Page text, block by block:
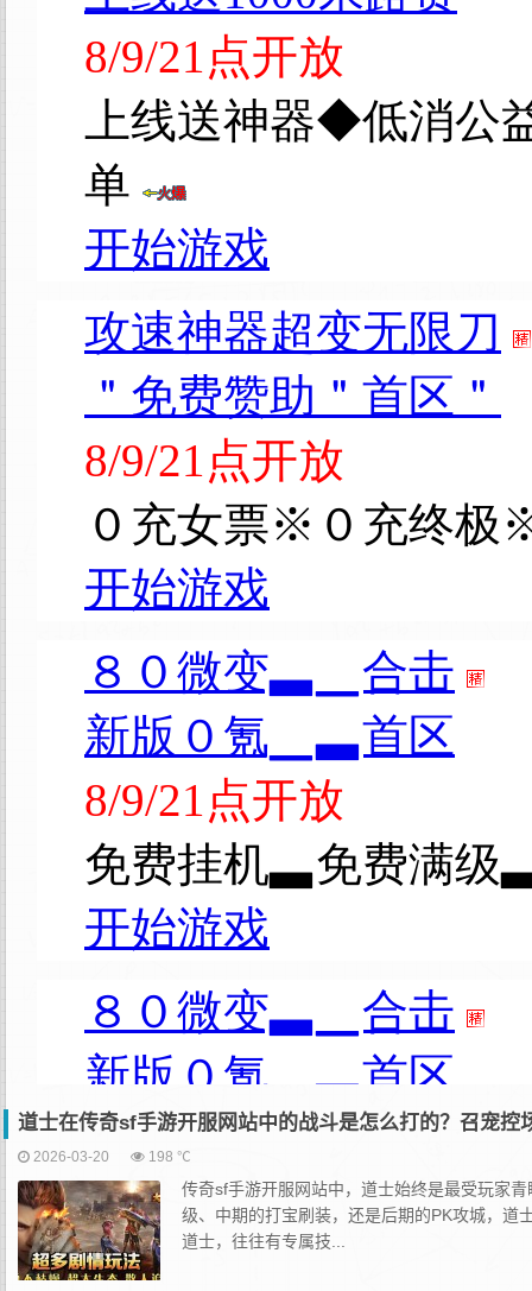
道士在传奇sf手游开服网站中的战斗是怎么打的？召宠控
2026-03-20 198 ℃
传奇sf手游开服网站中，道士始终是最受玩家
级、中期的打宝刷装，还是后期的PK攻城，道
道士，往往有专属技...